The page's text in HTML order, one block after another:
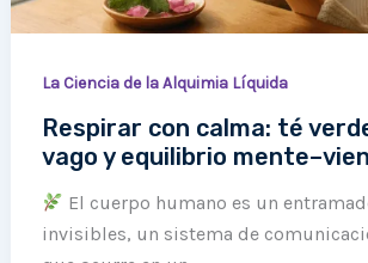
La Ciencia de la Alquimia Líquida
Respirar con calma: té
vago y equilibrio
El cuerpo humano es un
invisibles, un sistema de